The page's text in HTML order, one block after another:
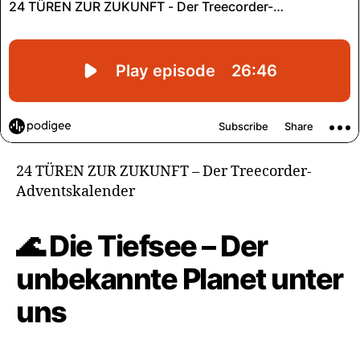
24 TÜREN ZUR ZUKUNFT – Der Treecorder-
Adventskalender
🌊 Die Tiefsee – Der
unbekannte Planet unter
uns